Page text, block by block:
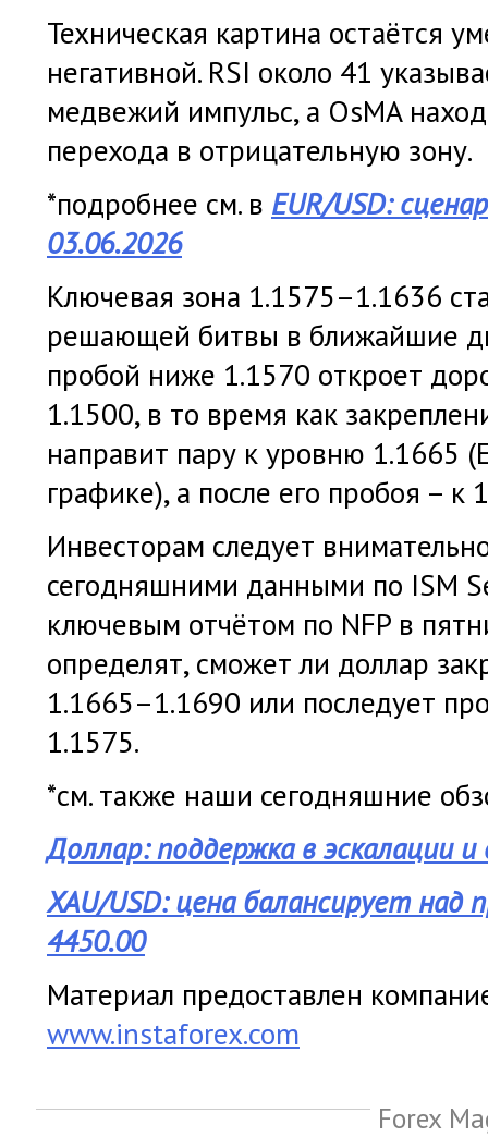
Техническая картина остаётся
негативной. RSI около 41
медвежий импульс, а OsMA
перехода в отрицательную зону.
*подробнее см. в EUR/USD:
03.06.2026
Ключевая зона 1.1575–1.1636
решающей битвы в ближайшие
пробой ниже 1.1570 откроет
1.1500, в то время как
направит пару к уровню 1.1665
графике), а после его пробоя – к
Инвесторам следует
сегодняшними данными по ISM
ключевым отчётом по NFP в
определят, сможет ли доллар
1.1665–1.1690 или последует
1.1575.
*см. также наши сегодняшние
Доллар: поддержка в эскалации
XAU/USD: цена балансирует над
4450.00
Материал предоставлен
www.instaforex.com
Forex